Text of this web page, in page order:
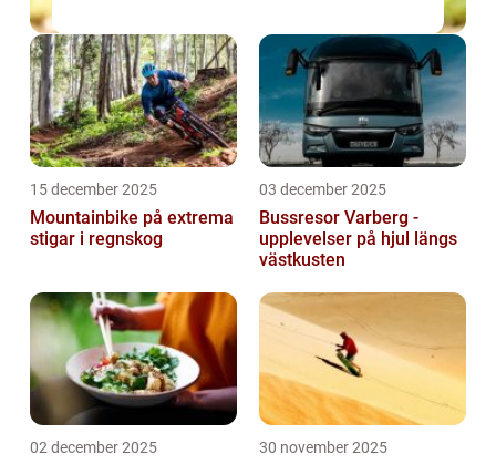
15 december 2025
Mountainbike på extrema
stigar i regnskog
03 december 2025
Bussresor Varberg -
upplevelser på hjul längs
västkusten
02 december 2025 30 november 2025